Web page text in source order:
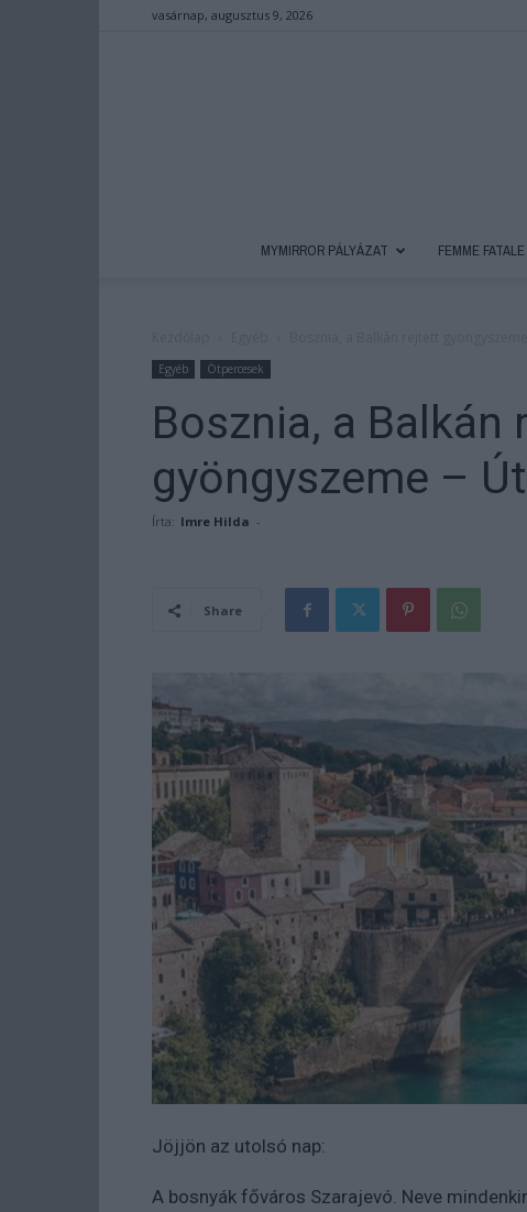
vasárnap, augusztus 9, 2026
MYMIRROR PÁLYÁZAT FEMME FATALE
Egyéb Ötpercesek
Bosznia, a Balkán
gyöngyszeme –
Írta: Imre Hilda -
Share
Jöjjön az utolsó nap:
A bosnyák főváros Szarajevó. Neve